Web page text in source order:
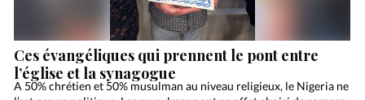
Ces évangéliques qui prennent le pont entre
l’église et la synagogue
A 50% chrétien et 50% musulman au niveau religieux, le Nigeria ne